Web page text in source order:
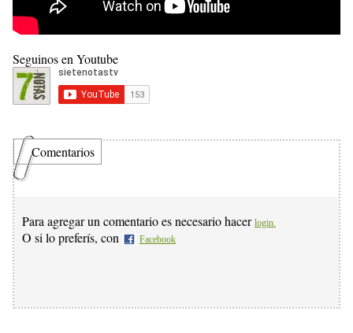
Seguinos en Youtube
Comentarios
Para agregar un comentario es necesario hacer login.
O si lo preferís, con Facebook